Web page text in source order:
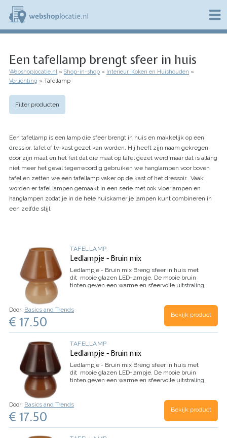
Overslaan
naar
de
b
s
h
o
t
i
e
Een tafellamp brengt sfeer in huis
Kruimelpad
Webshoplocatie.nl Shop-in-shop
Interieur, Koken en Huishouden
Verlichting
Tafellamp
Filter producten
Een tafellamp is een lamp die sfeer brengt in huis en makkelijk op een
dressior, tafel of tv-kast gezet kan worden. Hij heeft zijn naam gekregen
door zijn maat en het feit dat die maat op tafel gezet werd maar dat is allang
niet meer het geval tegenwoordig gebruiken we hanglampen voor boven
tafel en zetten we een tafellamp vaker op de kast of het dressoir. Vaak
worden er tafel lampen gemaakt in een serie met ook vloerlampen en
hanglampen zodat je in de hele huiskamer je lampen kunt combineren in
een zelfde stijl.
TAFELLAMP
Ledlampje - Bruin mix
Ledlampje - Bruin mix Breng sfeer in huis met
dit mooie glazen LED-lampje. De mooie bruin
tinten geven een warme en sfeervolle uitstraling,
Door: Basics and Trends
€ 17.50 Bekijk product
TAFELLAMP
Ledlampje - Bruin mix
Ledlampje - Bruin mix Breng sfeer in huis met
dit mooie glazen LED-lampje. De mooie bruin
tinten geven een warme en sfeervolle uitstraling,
Door: Basics and Trends
€ 17.50 Bekijk product